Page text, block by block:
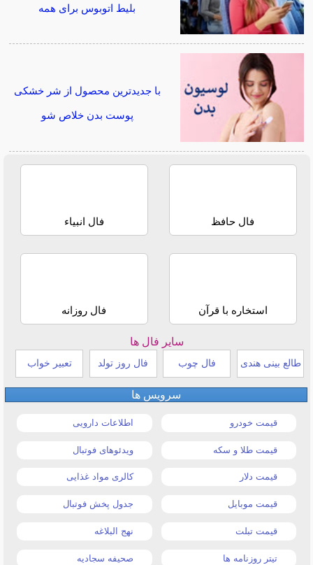
بلیط اتوبوس برای همه
با جدیدترین محصول از شر خشکی
پوست بدن خلاص شو
فال حافظ فال انبیاء
استخاره با قرآن فال روزانه
سایر فال ها
طالع بینی هندی فال چوب فال روز تولد تعبیر خواب
سرویس ها
قیمت خودرو اطلاعات دارویی
قیمت طلا و سکه ویدئوهای فوتبال
قیمت دلار کالری مواد غذایی
قیمت موبایل جدول پخش فوتبال
قیمت تبلت نهج البلاغه
تیتر روزنامه ها صحیفه سجادیه